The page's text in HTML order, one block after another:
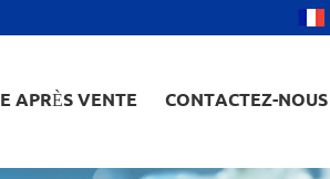
APRÈS VENTE CONTACTEZ-NOUS